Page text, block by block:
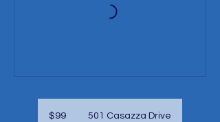
dollars$99 501 Casazza Drive